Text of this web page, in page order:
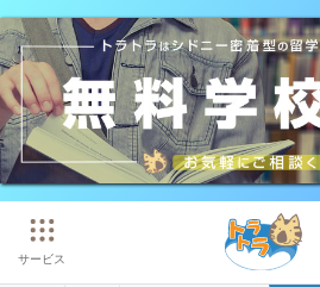
メインコンテンツへスキップ
サービス